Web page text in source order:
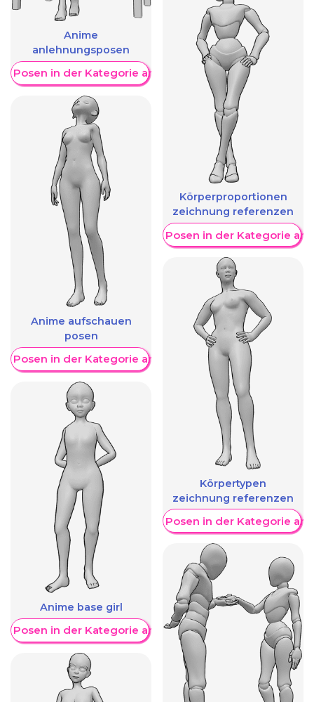
Anime
anlehnungsposen
Posen in der Kategorie anzeigen
Anime aufschauen
posen
Posen in der Kategorie anzeigen
Anime base girl
Posen in der Kategorie anzeigen
Körperproportionen
zeichnung referenzen
Weitere Posen in der Kategorie
Körpertypen
zeichnung referenzen
Weitere Posen in der Kategorie